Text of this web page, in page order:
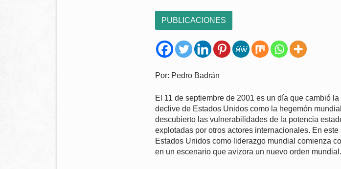
PUBLICACIONES
Por: Pedro Badrán
El 11 de septiembre de 2001 es un día que cambió
declive de Estados Unidos como la hegemón
descubierto las vulnerabilidades de la potencia
explotadas por otros actores internacionales. En
Estados Unidos como liderazgo mundial comienza
en un escenario que avizora un nuevo orden mundial.